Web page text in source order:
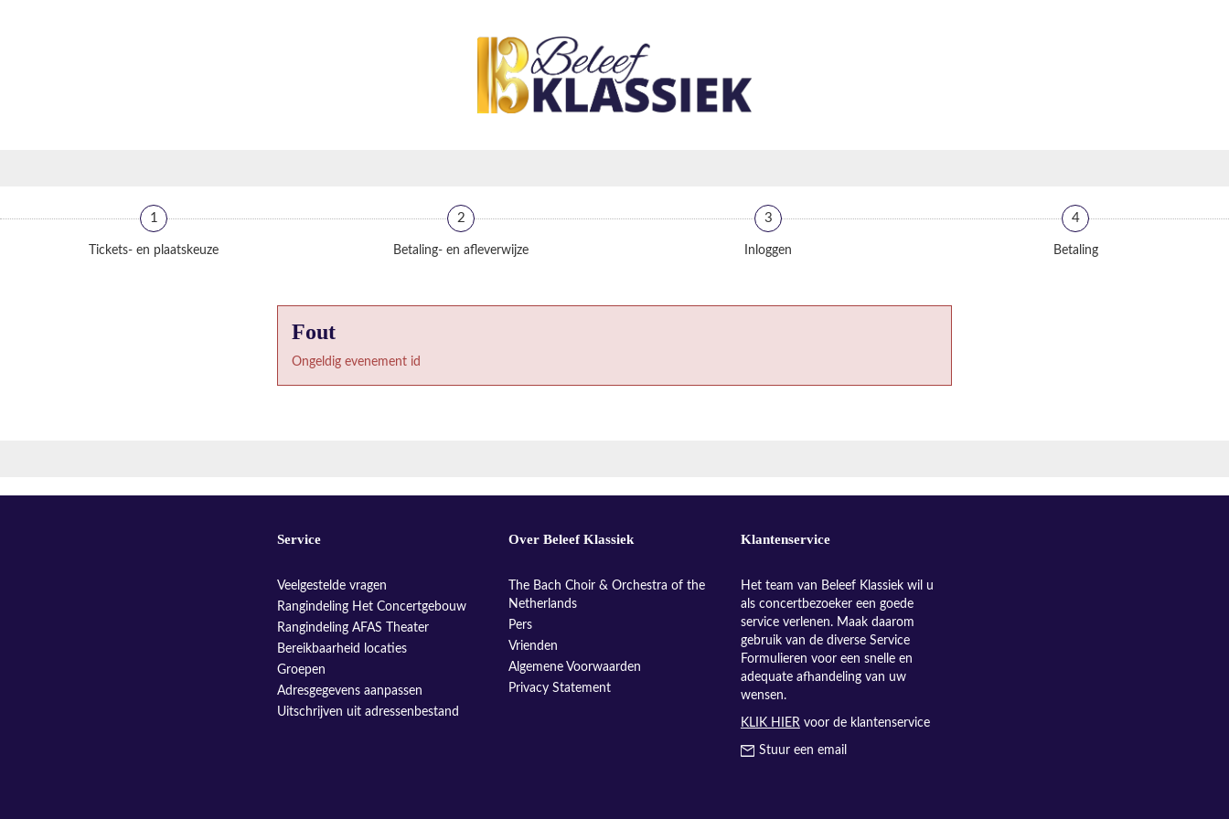
1
Tickets- en plaatskeuze
2
Betaling- en afleverwijze
3
Inloggen
4
Betaling
Fout
Ongeldig evenement id
Service
Veelgestelde vragen
Rangindeling Het Concertgebouw
Rangindeling AFAS Theater
Bereikbaarheid locaties
Groepen
Adresgegevens aanpassen
Uitschrijven uit adressenbestand
Over Beleef Klassiek
The Bach Choir & Orchestra of the
Netherlands
Pers
Vrienden
Algemene Voorwaarden
Privacy Statement
Klantenservice
Het team van Beleef Klassiek wil u
als concertbezoeker een goede
service verlenen. Maak daarom
gebruik van de diverse Service
Formulieren voor een snelle en
adequate afhandeling van uw
wensen.
KLIK HIERvoor de klantenservice
Stuur een email